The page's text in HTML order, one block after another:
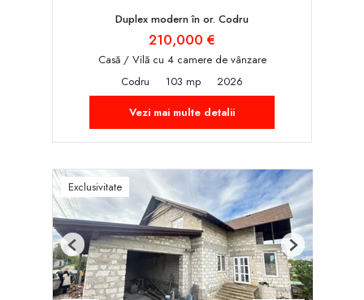
Duplex modern în or. Codru
210,000 €
Casă / Vilă cu 4 camere de vânzare
Codru
103 mp
2026
Vezi mai multe detalii
Exclusivitate
Previous Next